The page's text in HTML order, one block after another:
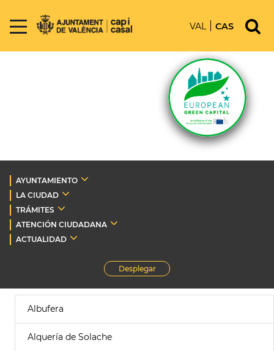
VAL CAS
AYUNTAMIENTO
LA CIUDAD
TRÁMITES
ATENCIÓN CIUDADANA
ACTUALIDAD
Desplegar
Albufera
Alquería de Solache